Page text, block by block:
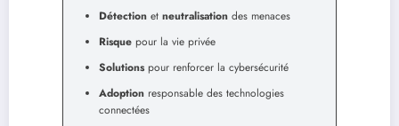
Détection et neutralisation des menaces
Risque pour la vie privée
Solutionspour renforcer la cybersécurité
Adoption responsable des technologies
connectées